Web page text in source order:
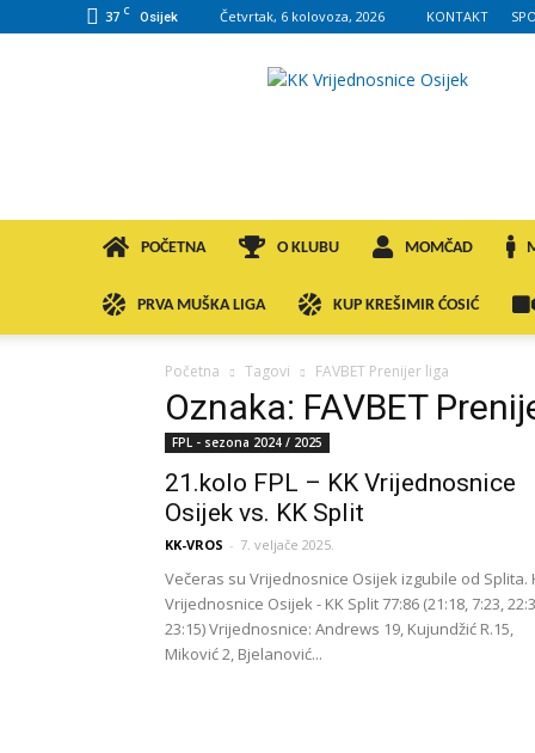
37 C Osijek Četvrtak, 6 kolovoza, 2026 KONTAKT
POČETNA O KLUBU MOMČAD
PRVA MUŠKA LIGA KUP KREŠIMIR ĆOSIĆ
Početna Tagovi FAVBET Prenijer liga
Oznaka: FAVBET
FPL - sezona 2024 / 2025
21.kolo FPL – KK Vrijednosnice
Osijek vs. KK Split
KK-VROS - 7. veljače 2025.
Večeras su Vrijednosnice Osijek izgubile od Splita.
Vrijednosnice Osijek - KK Split 77:86 (21:18, 7:23,
23:15) Vrijednosnice: Andrews 19, Kujundžić R.15,
Miković 2, Bjelanović...